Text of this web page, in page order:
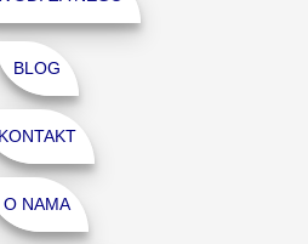
BLOG
KONTAKT
O NAMA